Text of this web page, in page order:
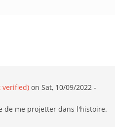
verified) on Sat, 10/09/2022 -
de me projetter dans l'histoire.